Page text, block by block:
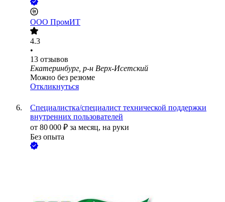
ООО ПромИТ
4.3
•
13 отзывов
Екатеринбург, р-н Верх-Исетский
Можно без резюме
Откликнуться
Специалистка/специалист технической поддержки
внутренних пользователей
от 80 000 ₽ за месяц, на руки
Без опыта